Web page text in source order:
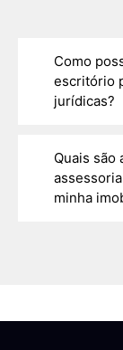
Como
escritório
jurídicas?
Quais são
minha